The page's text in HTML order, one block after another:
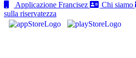
Applicazione Francisez
Chi siamo
sulla riservatezza